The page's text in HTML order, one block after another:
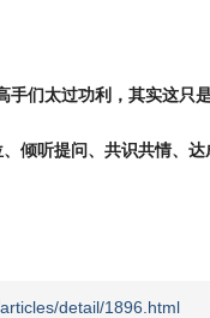
们太过功利，其实这只
倾听提问、共识共情、
detail/1896.html